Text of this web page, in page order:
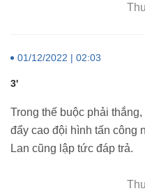
01/12/2022 | 02:03
3'
Trong thế buộc phải
đẩy cao đội hình tấn công
Lan cũng lập tức đáp trả.